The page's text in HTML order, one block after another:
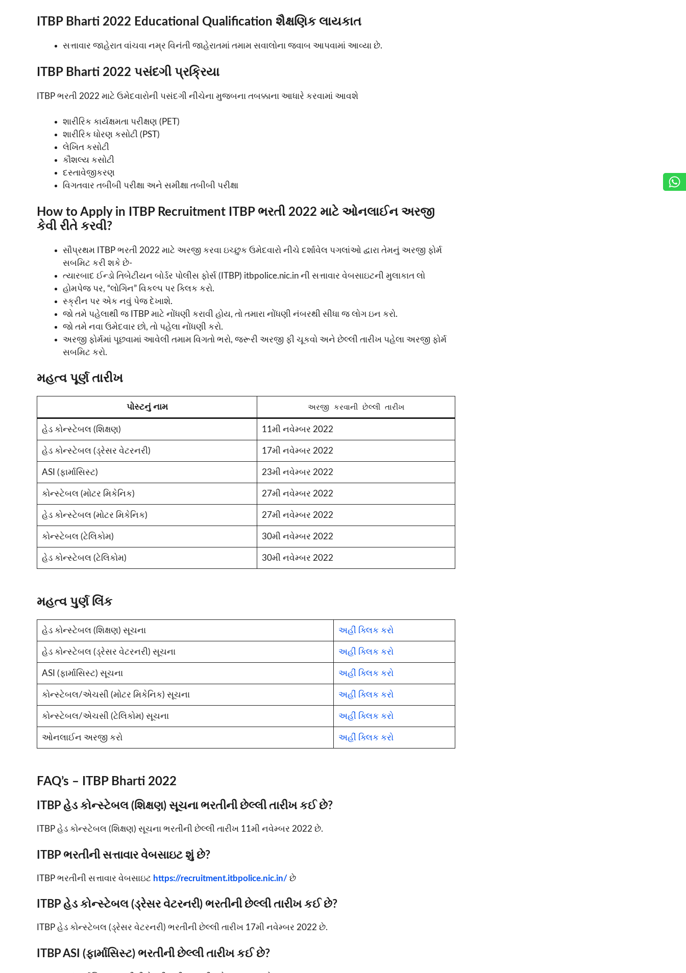
ITBP Bharti 2022 Educational Qualification શૈક્ષણિક લાયકાત
સત્તાવાર જાહેરાત વાંચવા નમ્ર વિનંતી જાહેરાતમાં તમામ સવાલોના જવાબ આપવામાં આવ્યા છે.
ITBP Bharti 2022 પસંદગી પ્રક્રિયા
ITBP ભરતી 2022 માટે ઉમેદવારોની પસંદગી નીચેના મુજબના તબક્કાના આધારે કરવામાં આવશે
શારીરિક કાર્યક્ષમતા પરીક્ષણ (PET)
શારીરિક ધોરણ કસોટી (PST)
લેખિત કસોટી
કૌશલ્ય કસોટી
દસ્તાવેજીકરણ
વિગતવાર તબીબી પરીક્ષા અને સમીક્ષા તબીબી પરીક્ષા
How to Apply in ITBP Recruitment ITBP ભરતી 2022 માટે ઓનલાઈન અરજી
કેવી રીતે કરવી?
સૌપ્રથમ ITBP ભરતી 2022 માટે અરજી કરવા ઇચ્છુક ઉમેદવારો નીચે દર્શાવેલ પગલાંઓ દ્વારા તેમનું અરજી ફોર્મ
સબમિટ કરી શકે છે-
ત્યારબાદ ઈન્ડો તિબેટીયન બોર્ડર પોલીસ ફોર્સ (ITBP) itbpolice.nic.in ની સત્તાવાર વેબસાઇટની મુલાકાત લો
હોમપેજ પર, “લોગિન” વિકલ્પ પર ક્લિક કરો.
સ્ક્રીન પર એક નવું પેજ દેખાશે.
જો તમે પહેલાથી જ ITBP માટે નોંધણી કરાવી હોય, તો તમારા નોંધણી નંબરથી સીધા જ લોગ ઇન કરો.
જો તમે નવા ઉમેદવાર છો, તો પહેલા નોંધણી કરો.
અરજી ફોર્મમાં પૂછવામાં આવેલી તમામ વિગતો ભરો, જરૂરી અરજી ફી ચૂકવો અને છેલ્લી તારીખ પહેલા અરજી ફોર્મ
સબમિટ કરો.
મહત્વ પૂર્ણ તારીખ
પોસ્ટનું નામ અરજી કરવાની છેલ્લી તારીખ
હેડ કોન્સ્ટેબલ (શિક્ષણ) 11મી નવેમ્બર 2022
હેડ કોન્સ્ટેબલ (ડ્રેસર વેટરનરી) 17મી નવેમ્બર 2022
ASI (ફાર્માસિસ્ટ) 23મી નવેમ્બર 2022
કોન્સ્ટેબલ (મોટર મિકેનિક) 27મી નવેમ્બર 2022
હેડ કોન્સ્ટેબલ (મોટર મિકેનિક) 27મી નવેમ્બર 2022
કોન્સ્ટેબલ (ટેલિકોમ) 30મી નવેમ્બર 2022
હેડ કોન્સ્ટેબલ (ટેલિકોમ) 30મી નવેમ્બર 2022
મહત્વ પુર્ણ લિંક
હેડ કોન્સ્ટેબલ (શિક્ષણ) સૂચના અહીં ક્લિક કરો
હેડ કોન્સ્ટેબલ (ડ્રેસર વેટરનરી) સૂચના અહીં ક્લિક કરો
ASI (ફાર્માસિસ્ટ) સૂચના અહીં ક્લિક કરો
કોન્સ્ટેબલ/એચસી (મોટર મિકેનિક) સૂચના અહીં ક્લિક કરો
કોન્સ્ટેબલ/એચસી (ટેલિકોમ) સૂચના અહીં ક્લિક કરો
ઓનલાઈન અરજી કરો અહીં ક્લિક કરો
FAQ’s – ITBP Bharti 2022
ITBP હેડ કોન્સ્ટેબલ (શિક્ષણ) સૂચના ભરતીની છેલ્લી તારીખ કઈ છે?
ITBP હેડ કોન્સ્ટેબલ (શિક્ષણ) સૂચના ભરતીની છેલ્લી તારીખ 11મી નવેમ્બર 2022 છે.
ITBP ભરતીની સત્તાવાર વેબસાઇટ શું છે?
ITBP ભરતીની સત્તાવાર વેબસાઇટ https://recruitment.itbpolice.nic.in/ છે
ITBP હેડ કોન્સ્ટેબલ (ડ્રેસર વેટરનરી) ભરતીની છેલ્લી તારીખ કઈ છે?
ITBP હેડ કોન્સ્ટેબલ (ડ્રેસર વેટરનરી) ભરતીની છેલ્લી તારીખ 17મી નવેમ્બર 2022 છે.
ITBP ASI (ફાર્માસિસ્ટ) ભરતીની છેલ્લી તારીખ કઈ છે?